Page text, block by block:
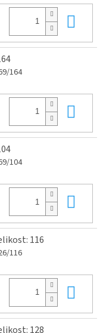
164
104
116
116
128